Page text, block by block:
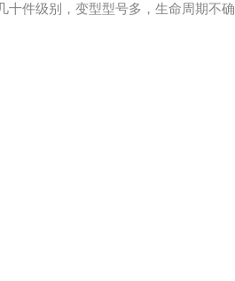
十件级别，变型型号多，生命周期不确